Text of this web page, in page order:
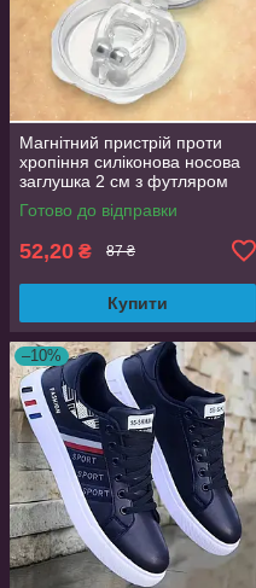
Магнітний пристрій проти
хропіння силіконова носова
заглушка 2 см з футляром
Готово до відправки
52,20 ₴ 87 ₴
Купити
–10%